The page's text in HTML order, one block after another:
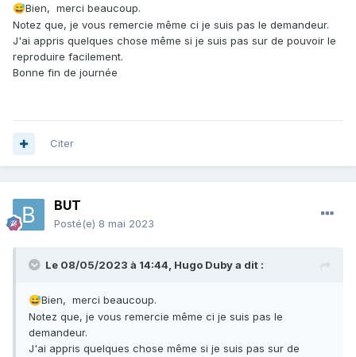
par là une troncature perpendiculaire au plan bissecteur du
dièdre formé par les deux faces partageant cette arête), et
qu'ensuite vous étendez ces troncatures jusqu'à faire
disparaître complètement les faces losanges du
dodécaèdre initial, vous obtenez un solide à 24 faces
d'Alain Abréal ("Tout sur les grenats") qui j'espère ne m'en
😅Bien, merci beaucoup.
Notez que, je vous remercie même ci je suis pas le demandeur.
J'ai appris quelques chose même si je suis pas sur de pouvoir le
reproduire facilement.
Bonne fin de journée
Citer
BUT
Posté(e) 8 mai 2023
Le 08/05/2023 à 14:44, Hugo Dubya dit :
😅Bien, merci beaucoup.
Notez que, je vous remercie même ci je suis pas le
demandeur.
J'ai appris quelques chose même si je suis pas sur de